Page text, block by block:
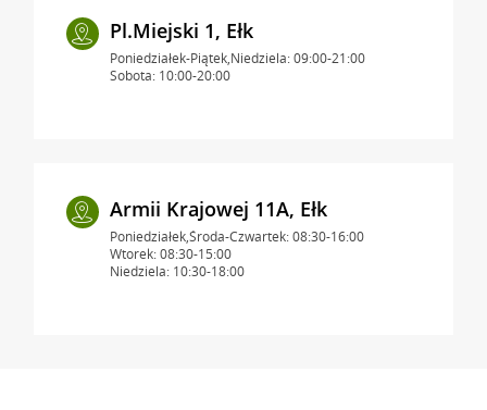
Pl.Miejski 1, Ełk
Poniedziałek-Piątek,Niedziela: 09:00-21:00
Sobota: 10:00-20:00
Armii Krajowej 11A, Ełk
Poniedziałek,Środa-Czwartek: 08:30-16:00
Wtorek: 08:30-15:00
Niedziela: 10:30-18:00